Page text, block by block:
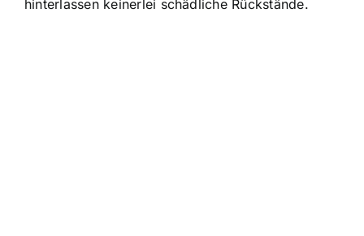
hinterlassen keinerlei schädliche Rückstände.